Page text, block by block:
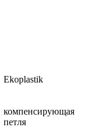
Ekoplastik
компенсирующая
петля